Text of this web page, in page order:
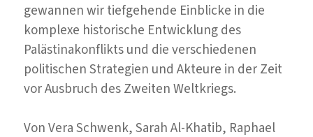
gewannen wir tiefgehende Einblicke in die
komplexe historische Entwicklung des
Palästinakonflikts und die verschiedenen
politischen Strategien und Akteure in der Zeit
vor Ausbruch des Zweiten Weltkriegs.
Von Vera Schwenk, Sarah Al-Khatib, Raphael